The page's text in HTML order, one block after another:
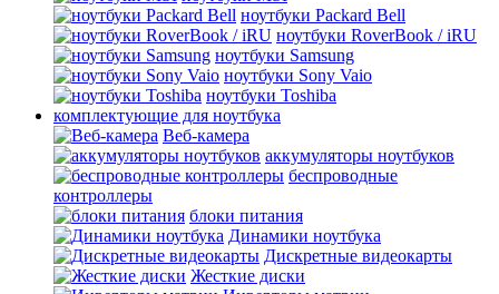
ноутбуки Packard Bell
ноутбуки RoverBook / iRU
ноутбуки Samsung
ноутбуки Sony Vaio
ноутбуки Toshiba
комплектующие для ноутбука
Веб-камера
аккумуляторы ноутбуков
беспроводные
контроллеры
блоки питания
Динамики ноутбука
Дискретные видеокарты
Жесткие диски